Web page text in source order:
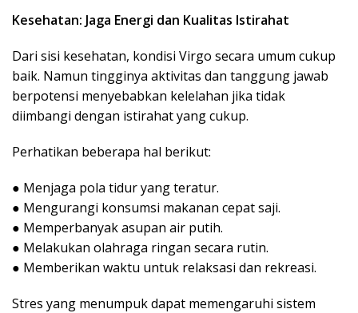
Kesehatan: Jaga Energi dan Kualitas Istirahat
Dari sisi kesehatan, kondisi Virgo secara umum cukup
baik. Namun tingginya aktivitas dan tanggung jawab
berpotensi menyebabkan kelelahan jika tidak
diimbangi dengan istirahat yang cukup.
Perhatikan beberapa hal berikut:
● Menjaga pola tidur yang teratur.
● Mengurangi konsumsi makanan cepat saji.
● Memperbanyak asupan air putih.
● Melakukan olahraga ringan secara rutin.
● Memberikan waktu untuk relaksasi dan rekreasi.
Stres yang menumpuk dapat memengaruhi sistem